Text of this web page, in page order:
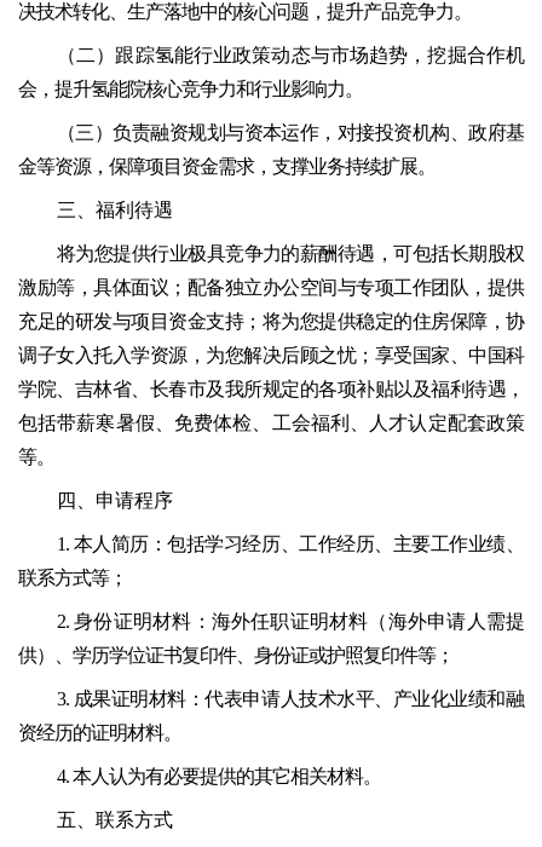
决技术转化、生产落地中的核心问题，提升产品竞争力。
（二）跟踪氢能行业政策动态与市场趋势，挖掘合作机
会，提升氢能院核心竞争力和行业影响力。
（三）负责融资规划与资本运作，对接投资机构、政府基
金等资源，保障项目资金需求，支撑业务持续扩展。
三、福利待遇
将为您提供行业极具竞争力的薪酬待遇，可包括长期股权
激励等，具体面议；配备独立办公空间与专项工作团队，提供
充足的研发与项目资金支持；将为您提供稳定的住房保障，协
调子女入托入学资源，为您解决后顾之忧；享受国家、中国科
学院、吉林省、长春市及我所规定的各项补贴以及福利待遇，
包括带薪寒暑假、免费体检、工会福利、人才认定配套政策
等。
四、申请程序
1. 本人简历：包括学习经历、工作经历、主要工作业绩、
联系方式等；
2. 身份证明材料：海外任职证明材料（海外申请人需提
供）、学历学位证书复印件、身份证或护照复印件等；
3. 成果证明材料：代表申请人技术水平、产业化业绩和融
资经历的证明材料。
4. 本人认为有必要提供的其它相关材料。
五、联系方式